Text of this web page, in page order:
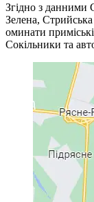
Згідно з данними
Зелена,
оминати
Сокільники та